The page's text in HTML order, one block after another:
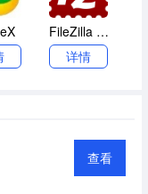
FileZilla Server(FTP服务器软件)
详情
查看